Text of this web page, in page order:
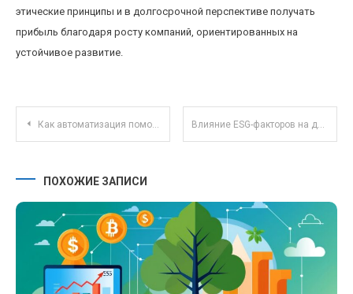
этические принципы и в долгосрочной перспективе получать
прибыль благодаря росту компаний, ориентированных на
устойчивое развитие.
Навигация по записям
Как автоматизация помогает управлять семейным бюджетом и избегать привычных ошибок Влияние ESG-факторов на доходность корпоративных облигаций: реальные тренды 2023 года
ПОХОЖИЕ ЗАПИСИ